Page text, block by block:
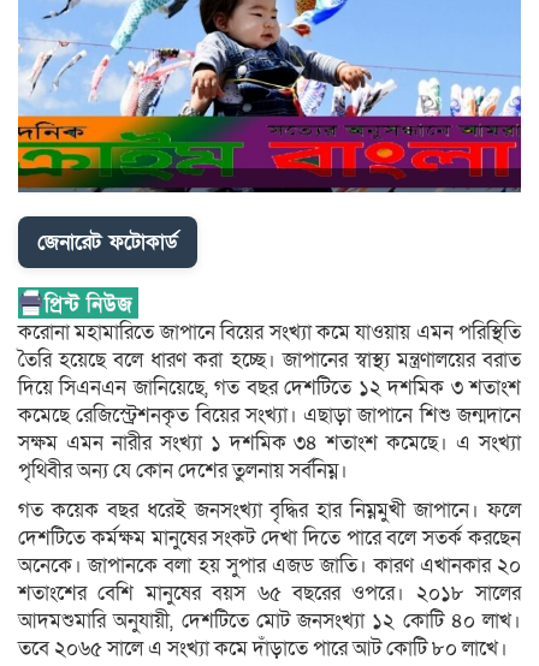
জেনারেট ফটোকার্ড
করোনা মহামারিতে জাপানে বিয়ের সংখ্যা কমে যাওয়ায় এমন পরিস্থিতি
তৈরি হয়েছে বলে ধারণ করা হচ্ছে। জাপানের স্বাস্থ্য মন্ত্রণালয়ের বরাত
দিয়ে সিএনএন জানিয়েছে, গত বছর দেশটিতে ১২ দশমিক ৩ শতাংশ
কমেছে রেজিস্ট্রেশনকৃত বিয়ের সংখ্যা। এছাড়া জাপানে শিশু জন্মদানে
সক্ষম এমন নারীর সংখ্যা ১ দশমিক ৩৪ শতাংশ কমেছে। এ সংখ্যা
পৃথিবীর অন্য যে কোন দেশের তুলনায় সর্বনিম্ন।
গত কয়েক বছর ধরেই জনসংখ্যা বৃদ্ধির হার নিম্নমুখী জাপানে। ফলে
দেশটিতে কর্মক্ষম মানুষের সংকট দেখা দিতে পারে বলে সতর্ক করছেন
অনেকে। জাপানকে বলা হয় সুপার এজড জাতি। কারণ এখানকার ২০
শতাংশের বেশি মানুষের বয়স ৬৫ বছরের ওপরে। ২০১৮ সালের
আদমশুমারি অনুযায়ী, দেশটিতে মোট জনসংখ্যা ১২ কোটি ৪০ লাখ।
তবে ২০৬৫ সালে এ সংখ্যা কমে দাঁড়াতে পারে আট কোটি ৮০ লাখে।